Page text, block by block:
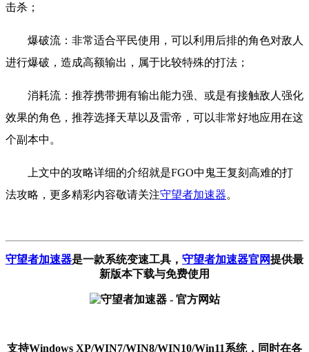
击杀；
爆破流：非常适合平民使用，可以利用后排的角色对敌人
进行爆破，造成高额输出，属于比较特殊的打法；
消耗流：推荐携带拥有输出能力强、或是有接触敌人强化
效果的角色，推荐选择天草以及雷帝，可以非常好地应用在这
个副本中。
上文中的攻略详细的介绍就是FGO中鬼王复刻高难的打
法攻略，更多精彩内容敬请关注守望者加速器。
守望者加速器是一款系统变速工具 ， 守望者加速器官网提供最
新版本下载与免费使用
支持Windows XP/WIN7/WIN8/WIN10/Win11系统，同时在各